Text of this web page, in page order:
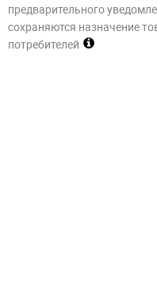
предварительного
сохраняются назначение
потребителей